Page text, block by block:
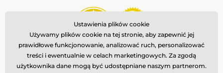
Ustawienia plików cookie
Używamy plików cookie na tej stronie, aby zapewnić jej
prawidłowe funkcjonowanie, analizować ruch, personalizować
treści i ewentualnie w celach marketingowych. Za zgodą
użytkownika dane mogą być udostępniane naszym partnerom.